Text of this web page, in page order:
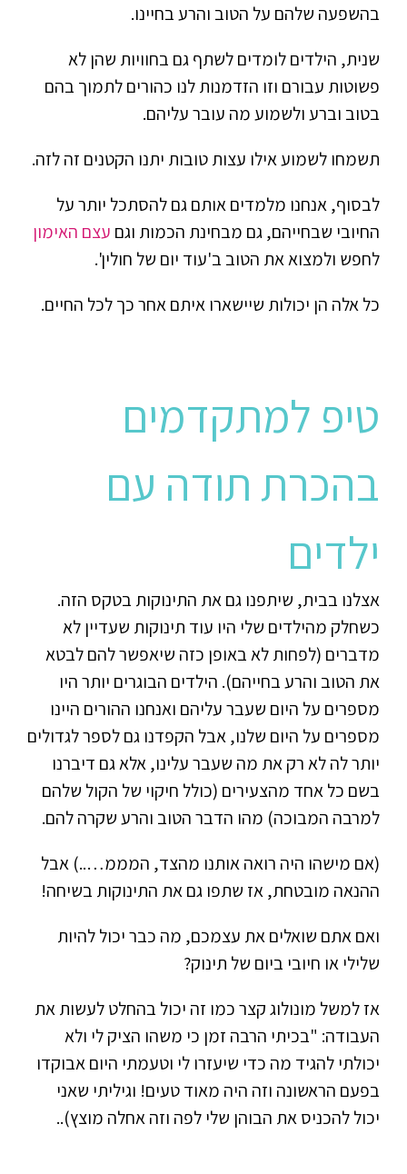
בהשפעה שלהם על הטוב והרע בחיינו.
שנית, הילדים לומדים לשתף גם בחוויות שהן לא
פשוטות עבורם וזו הזדמנות לנו כהורים לתמוך בהם
בטוב וברע ולשמוע מה עובר עליהם.
תשמחו לשמוע אילו עצות טובות יתנו הקטנים זה לזה.
לבסוף, אנחנו מלמדים אותם גם להסתכל יותר על
החיובי שבחייהם, גם מבחינת הכמות וגם עצם האימון
לחפש ולמצוא את הטוב ב'עוד יום של חולין'.
כל אלה הן יכולות שיישארו איתם אחר כך לכל החיים.
טיפ למתקדמים
בהכרת תודה עם
ילדים
אצלנו בבית, שיתפנו גם את התינוקות בטקס הזה.
כשחלק מהילדים שלי היו עוד תינוקות שעדיין לא
מדברים (לפחות לא באופן כזה שיאפשר להם לבטא
את הטוב והרע בחייהם). הילדים הבוגרים יותר היו
מספרים על היום שעבר עליהם ואנחנו ההורים היינו
מספרים על היום שלנו, אבל הקפדנו גם לספר לגדולים
יותר לה לא רק את מה שעבר עלינו, אלא גם דיברנו
בשם כל אחד מהצעירים (כולל חיקוי של הקול שלהם
למרבה המבוכה) מהו הדבר הטוב והרע שקרה להם.
(אם מישהו היה רואה אותנו מהצד, המממ…..) אבל
ההנאה מובטחת, אז שתפו גם את התינוקות בשיחה!
ואם אתם שואלים את עצמכם, מה כבר יכול להיות
שלילי או חיובי ביום של תינוק?
אז למשל מונולוג קצר כמו זה יכול בהחלט לעשות את
העבודה: "בכיתי הרבה זמן כי משהו הציק לי ולא
יכולתי להגיד מה כדי שיעזרו לי וטעמתי היום אבוקדו
בפעם הראשונה וזה היה מאוד טעים! וגיליתי שאני
יכול להכניס את הבוהן שלי לפה וזה אחלה מוצץ)..